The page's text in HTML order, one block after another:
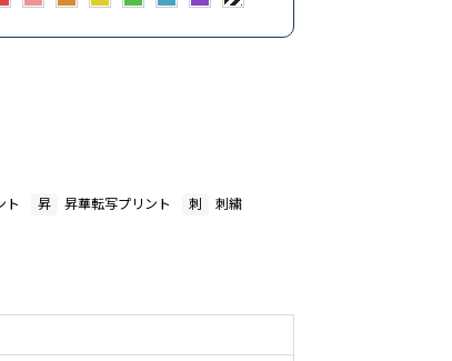
ト 昇 昇華転写プリント 刺 刺繍